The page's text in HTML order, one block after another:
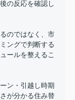
の反応を確認し
のではなく、市
ングで判断する
ールを整えるこ
ン・引越し時期
が分かる住み替